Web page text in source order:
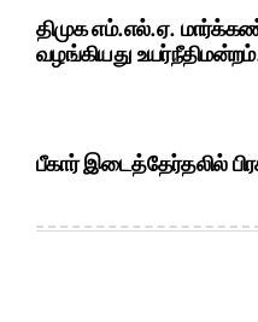
navigation
கர்நாடக முதல்வர்
குமாரசாமியுடன் காங்கிரஸ்